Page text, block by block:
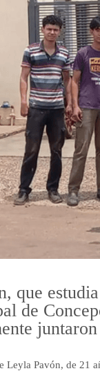
que
de
Leyla Pavón, de 21